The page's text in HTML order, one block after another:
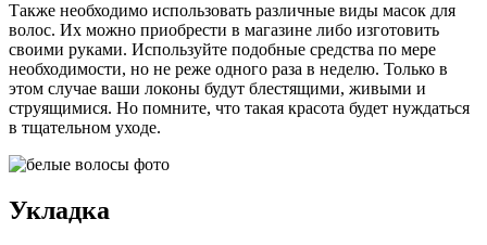
Также необходимо использовать различные виды масок для
волос. Их можно приобрести в магазине либо изготовить
своими руками. Используйте подобные средства по мере
необходимости, но не реже одного раза в неделю. Только в
этом случае ваши локоны будут блестящими, живыми и
струящимися. Но помните, что такая красота будет нуждаться
в тщательном уходе.
Укладка